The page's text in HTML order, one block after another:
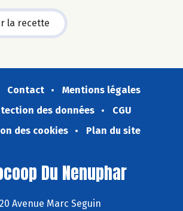
la recette
Contact
Mentions légales
des données
CGU
des cookies
Plan du site
Du Nenuphar
Avenue Marc Seguin